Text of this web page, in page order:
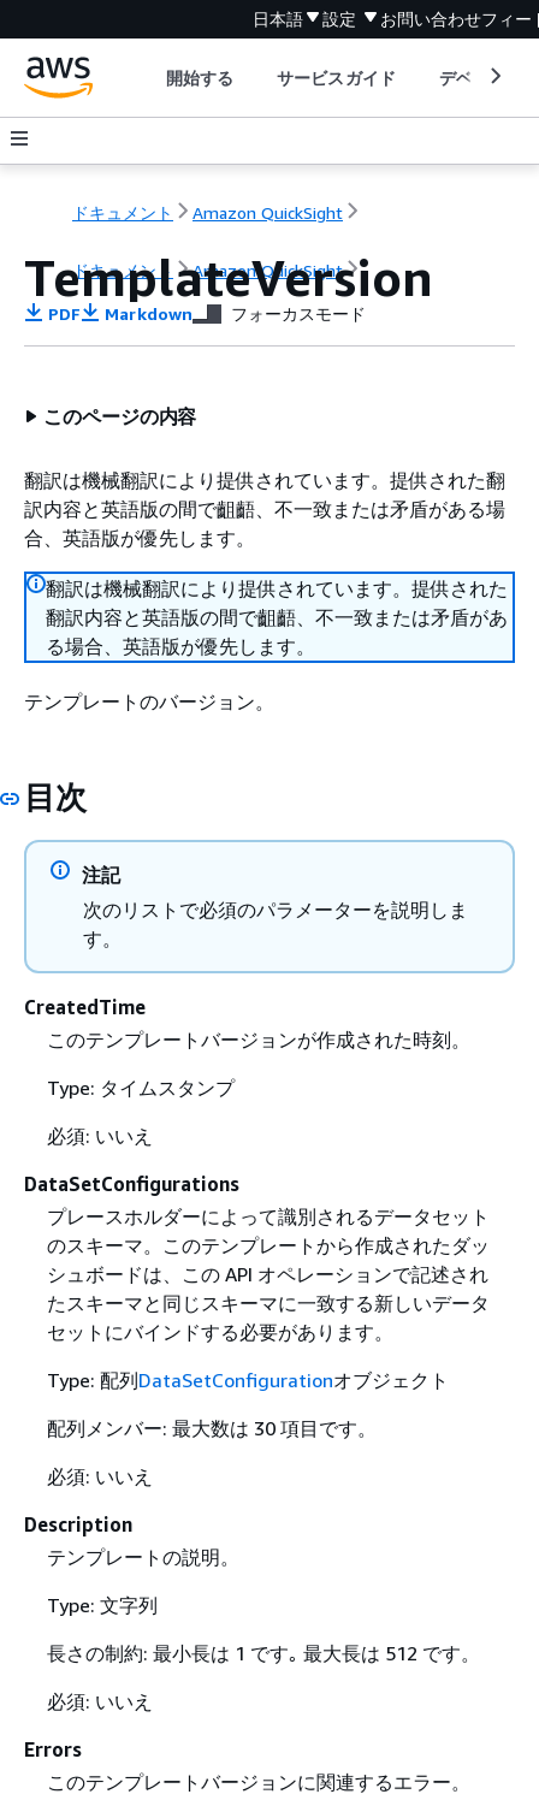
日本語 設定 お問い合わせフィー
開始する サービスガイド デベロッパ
ドキュメント Amazon QuickSight
ドキュメント Amazon QuickSight
TemplateVersion
PDF Markdown フォーカスモード
このページの内容
翻訳は機械翻訳により提供されています。提供された翻
訳内容と英語版の間で齟齬、不一致または矛盾がある場
合、英語版が優先します。
翻訳は機械翻訳により提供されています。提供された
翻訳内容と英語版の間で齟齬、不一致または矛盾があ
る場合、英語版が優先します。
テンプレートのバージョン。
目次
注記
次のリストで必須のパラメーターを説明しま
す。
CreatedTime
このテンプレートバージョンが作成された時刻。
Type: タイムスタンプ
必須: いいえ
DataSetConfigurations
プレースホルダーによって識別されるデータセット
のスキーマ。このテンプレートから作成されたダッ
シュボードは、この API オペレーションで記述され
たスキーマと同じスキーマに一致する新しいデータ
セットにバインドする必要があります。
Type: 配列DataSetConfigurationオブジェクト
配列メンバー: 最大数は 30 項目です。
必須: いいえ
Description
テンプレートの説明。
Type: 文字列
長さの制約: 最小長は 1 です｡ 最大長は 512 です。
必須: いいえ
Errors
このテンプレートバージョンに関連するエラー。